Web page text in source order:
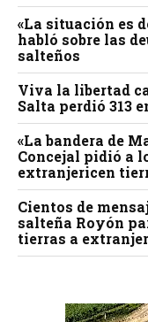
«La situación es
habló sobre las
salteños
Viva la libertad
Salta perdió 313
«La bandera de
Concejal pidió a
extranjericen
Cientos de
salteña Royón
tierras a